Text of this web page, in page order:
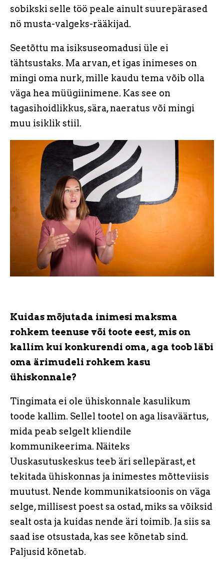
sobikski selle töö peale ainult suurepärased
nö musta-valgeks-rääkijad.
Seetõttu ma isiksuseomadusi üle ei
tähtsustaks. Ma arvan, et igas inimeses on
mingi oma nurk, mille kaudu tema võib olla
väga hea müügiinimene. Kas see on
tagasihoidlikkus, sära, naeratus või mingi
muu isiklik stiil.
Kuidas mõjutada inimesi maksma
rohkem teenuse või toote eest, mis on
kallim kui konkurendi oma, aga toob läbi
oma ärimudeli rohkem kasu
ühiskonnale?
Tingimata ei ole ühiskonnale kasulikum
toode kallim. Sellel tootel on aga lisaväärtus,
mida peab selgelt kliendile
kommunikeerima. Näiteks
Uuskasutuskeskus teeb äri sellepärast, et
tekitada ühiskonnas ja inimestes mõtteviisis
muutust. Nende kommunikatsioonis on väga
selge, millisest poest sa ostad, miks sa võiksid
sealt osta ja kuidas nende äri toimib. Ja siis sa
saad ise otsustada, kas see kõnetab sind.
Paljusid kõnetab.